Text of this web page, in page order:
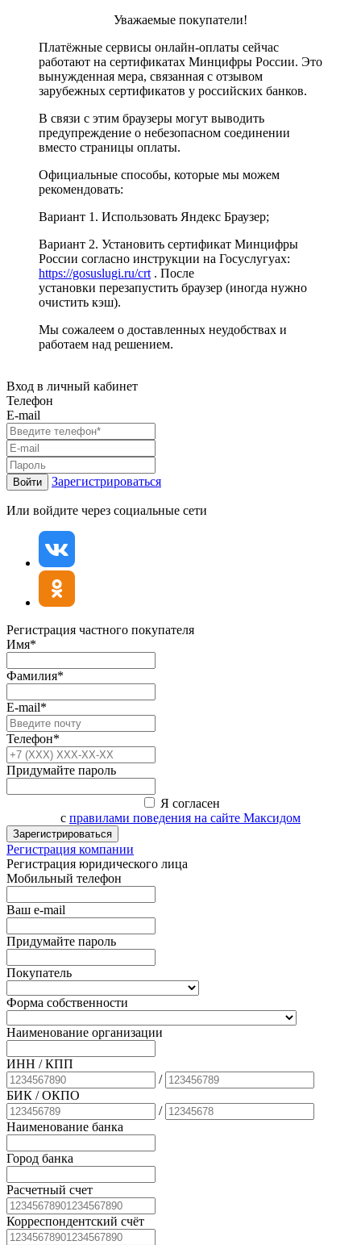
Уважаемые покупатели!
Платёжные сервисы онлайн-оплаты сейчас
работают на сертификатах Минцифры России. Это
вынужденная мера, связанная с отзывом
зарубежных сертификатов у российских банков.
В связи с этим браузеры могут выводить
предупреждение о небезопасном соединении
вместо страницы оплаты.
Официальные способы, которые мы можем
рекомендовать:
Вариант 1. Использовать Яндекс Браузер;
Вариант 2. Установить сертификат Минцифры
России согласно инструкции на Госуслугуах:
https://gosuslugi.ru/crt . После
установки перезапустить браузер (иногда нужно
очистить кэш).
Мы сожалеем о доставленных неудобствах и
работаем над решением.
Вход в личный кабинет
Телефон
E-mail
Войти Зарегистрироваться
Или войдите через социальные сети
Регистрация частного покупателя
Имя*
Фамилия*
E-mail*
Телефон*
Придумайте пароль
Я согласен
с правилами поведения на сайте Максидом
Зарегистрироваться
Регистрация компании
Регистрация юридического лица
Мобильный телефон
Ваш e-mail
Придумайте пароль
Покупатель
Форма собственности
Наименование организации
ИНН / КПП
/
БИК / ОКПО
/
Наименование банка
Город банка
Расчетный счет
Корреспондентский счёт